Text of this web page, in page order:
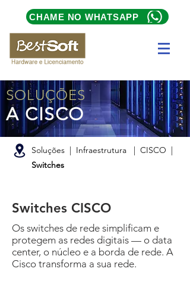
CHAME NO WHATSAPP
SOLUÇÕES
A CISCO
Soluções | Infraestrutura | CISCO |
Switches
Switches CISCO
Os switches de rede simplificam e
protegem as redes digitais — o data
center, o núcleo e a borda de rede. A
Cisco transforma a sua rede.